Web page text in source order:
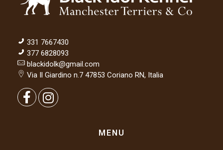
331 7667430
377 6828093
blackidolk@gmail.com
Via Il Giardino n.7 47853 Coriano RN, Italia
MENU